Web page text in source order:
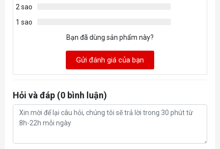
2 sao
1 sao
Bạn đã dùng sản phẩm này?
Gửi đánh giá của bạn
Hỏi và đáp (0 bình luận)